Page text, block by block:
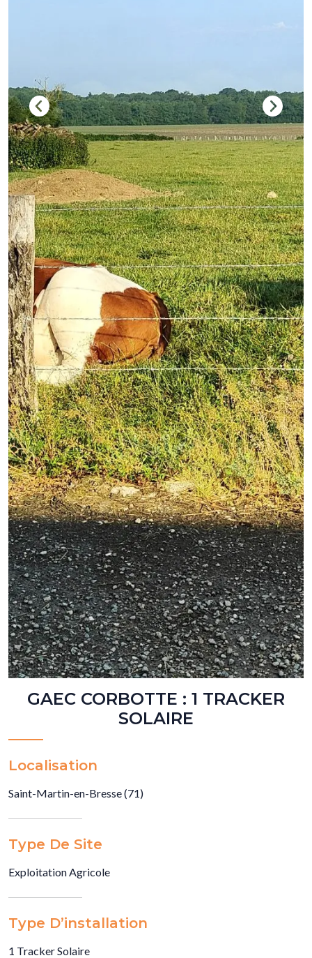
GAEC CORBOTTE : 1 TRACKER
SOLAIRE
Localisation
Saint-Martin-en-Bresse (71)
Type De Site
Exploitation Agricole
Type D’installation
1 Tracker Solaire